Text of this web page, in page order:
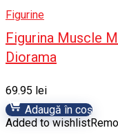
Figurine
Figurina Muscle
Diorama
69.95 lei
Adaugă în coș
Added to wishlist